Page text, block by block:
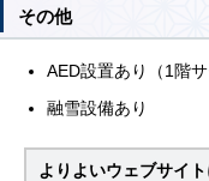
その他
AED設置あり（1階
融雪設備あり
よりよいウェブサイ